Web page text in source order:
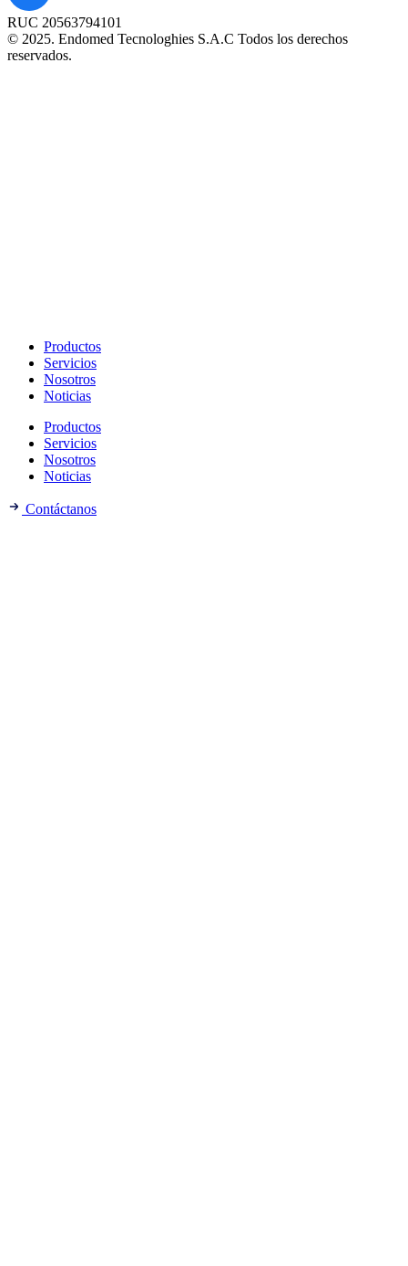
RUC 20563794101
© 2025. Endomed Tecnologhies S.A.C Todos los derechos
reservados.
Productos
Servicios
Nosotros
Noticias
Productos
Servicios
Nosotros
Noticias
Contáctanos